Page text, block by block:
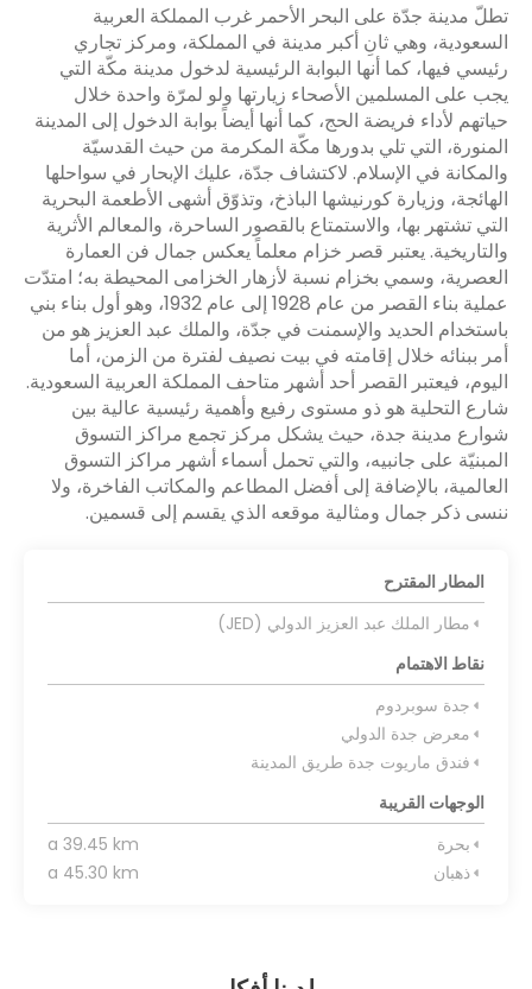
تطلّ مدينة جدّة على البحر الأحمر غرب المملكة العربية
السعودية، وهي ثانِ أكبر مدينة في المملكة، ومركز تجاري
رئيسي فيها، كما أنها البوابة الرئيسية لدخول مدينة مكّة التي
يجب على المسلمين الأصحاء زيارتها ولو لمرّة واحدة خلال
حياتهم لأداء فريضة الحج، كما أنها أيضاً بوابة الدخول إلى المدينة
المنورة، التي تلي بدورها مكّة المكرمة من حيث القدسيّة
والمكانة في الإسلام. لاكتشاف جدّة، عليك الإبحار في سواحلها
الهائجة، وزيارة كورنيشها الباذخ، وتذوّق أشهى الأطعمة البحرية
التي تشتهر بها، والاستمتاع بالقصور الساحرة، والمعالم الأثرية
والتاريخية. يعتبر قصر خزام معلماً يعكس جمال فن العمارة
العصرية، وسمي بخزام نسبة لأزهار الخزامى المحيطة به؛ امتدّت
عملية بناء القصر من عام 1928 إلى عام 1932، وهو أول بناء بني
باستخدام الحديد والإسمنت في جدّة، والملك عبد العزيز هو من
أمر ببنائه خلال إقامته في بيت نصيف لفترة من الزمن، أما
اليوم، فيعتبر القصر أحد أشهر متاحف المملكة العربية السعودية.
شارع التحلية هو ذو مستوى رفيع وأهمية رئيسية عالية بين
شوارع مدينة جدة، حيث يشكل مركز تجمع مراكز التسوق
المبنيّة على جانبيه، والتي تحمل أسماء أشهر مراكز التسوق
العالمية، بالإضافة إلى أفضل المطاعم والمكاتب الفاخرة، ولا
ننسى ذكر جمال ومثالية موقعه الذي يقسم إلى قسمين.
المطار المقترح
مطار الملك عبد العزيز الدولي (JED)
نقاط الاهتمام
جدة سوبردوم
معرض جدة الدولي
فندق ماريوت جدة طريق المدينة
الوجهات القريبة
بحرة
a 39.45 km
ذهبان
a 45.30 km